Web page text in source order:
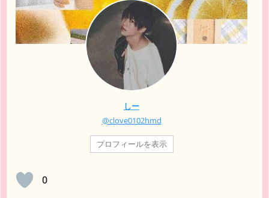
しー
@clove0102hmd
プロフィールを表示
0